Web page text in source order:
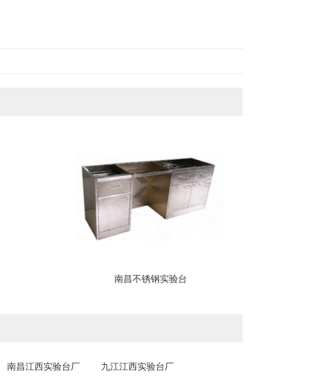
南昌不锈钢实验台
南昌江西实验台厂 九江江西实验台厂